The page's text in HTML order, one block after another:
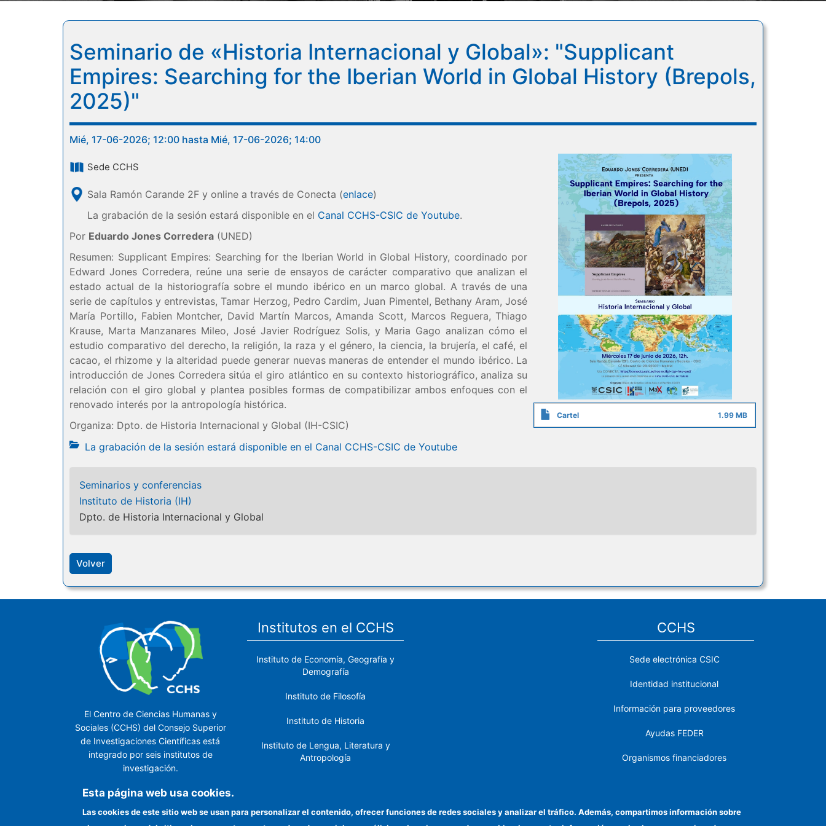
Seminario de «Historia Internacional y Global»: "Supplicant
Empires: Searching for the Iberian World in Global History (Brepols,
2025)"
Mié, 17-06-2026; 12:00 hasta Mié, 17-06-2026; 14:00
Sede CCHS
Sala Ramón Carande 2F y online a través de Conecta (enlace)
La grabación de la sesión estará disponible en el Canal CCHS-CSIC de Youtube.
Por Eduardo Jones Corredera (UNED)
Resumen: Supplicant Empires: Searching for the Iberian World in Global History, coordinado por
Edward Jones Corredera, reúne una serie de ensayos de carácter comparativo que analizan el
estado actual de la historiografía sobre el mundo ibérico en un marco global. A través de una
serie de capítulos y entrevistas, Tamar Herzog, Pedro Cardim, Juan Pimentel, Bethany Aram, José
María Portillo, Fabien Montcher, David Martín Marcos, Amanda Scott, Marcos Reguera, Thiago
Krause, Marta Manzanares Mileo, José Javier Rodríguez Solis, y Maria Gago analizan cómo el
estudio comparativo del derecho, la religión, la raza y el género, la ciencia, la brujería, el café, el
cacao, el rhizome y la alteridad puede generar nuevas maneras de entender el mundo ibérico. La
introducción de Jones Corredera sitúa el giro atlántico en su contexto historiográfico, analiza su
relación con el giro global y plantea posibles formas de compatibilizar ambos enfoques con el
renovado interés por la antropología histórica.
Organiza: Dpto. de Historia Internacional y Global (IH-CSIC)
Cartel 1.99 MB
La grabación de la sesión estará disponible en el Canal CCHS-CSIC de Youtube
Seminarios y conferencias
Instituto de Historia (IH)
Dpto. de Historia Internacional y Global
Volver
El Centro de Ciencias Humanas y
Sociales (CCHS) del Consejo Superior
de Investigaciones Científicas está
integrado por seis institutos de
investigación.
Institutos en el CCHS
Instituto de Economía, Geografía y
Demografía
Instituto de Filosofía
Instituto de Historia
Instituto de Lengua, Literatura y
Antropología
Próximo
CCHS
Sede electrónica CSIC
Identidad institucional
Información para proveedores
Ayudas FEDER
Organismos financiadores
Cómo llegar
Esta página web usa cookies.
Las cookies de este sitio web se usan para personalizar el contenido, ofrecer funciones de redes sociales y analizar el tráfico. Además, compartimos información sobre